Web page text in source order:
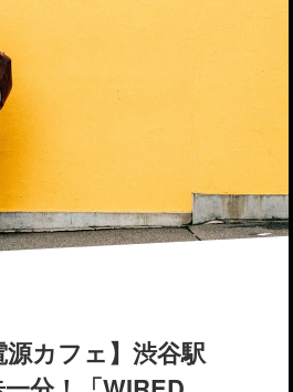
源カフェ】渋谷駅